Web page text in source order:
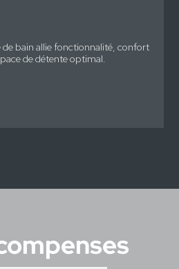
de bain allie fonctionnalité, confort
de détente optimal.